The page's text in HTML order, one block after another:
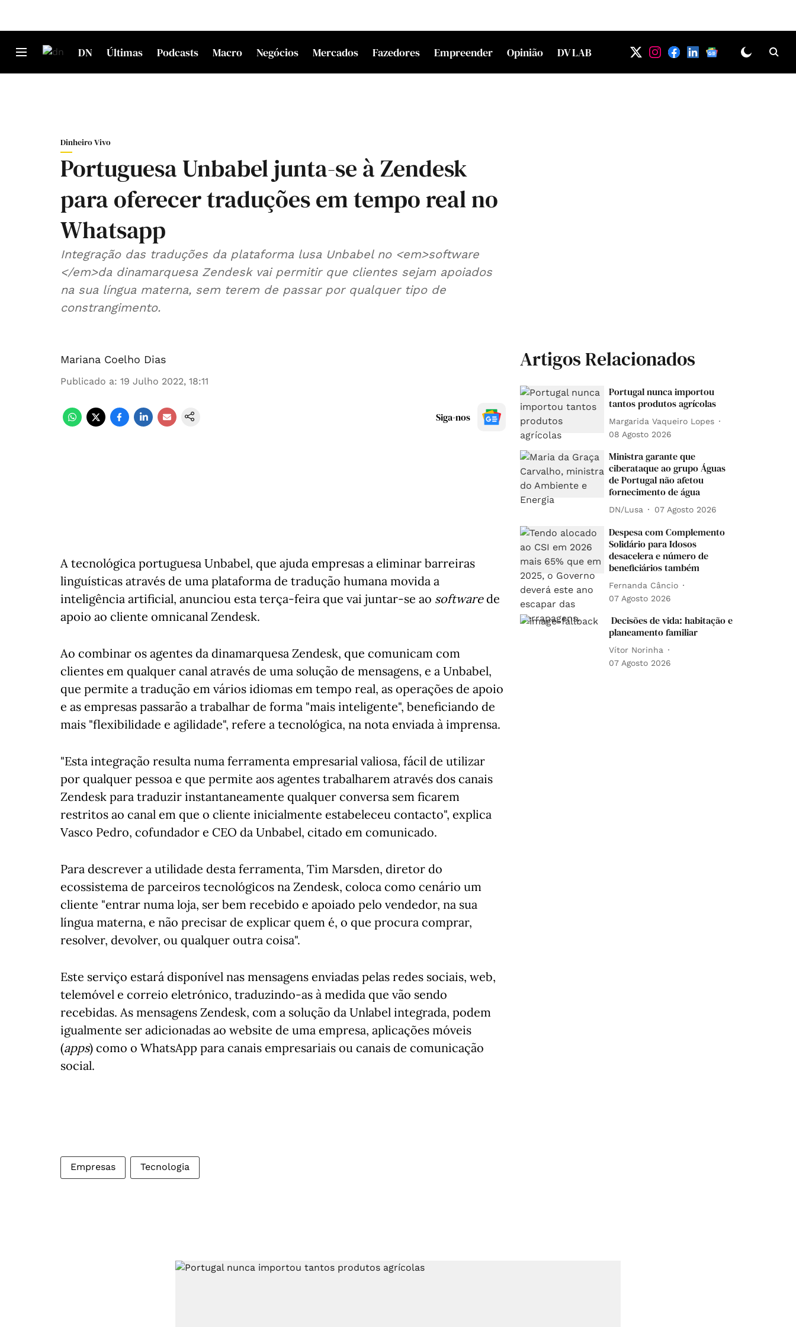
DN Últimas Podcasts Macro Negócios Mercados Fazedores Empreender Opinião DV LAB
Dinheiro Vivo
Portuguesa Unbabel junta-se à Zendesk
para oferecer traduções em tempo real no
Whatsapp
Integração das traduções da plataforma lusa Unbabel no <em>software
</em>da dinamarquesa Zendesk vai permitir que clientes sejam apoiados
na sua língua materna, sem terem de passar por qualquer tipo de
constrangimento.
Mariana Coelho Dias
Publicado a: 19 Julho 2022, 18:11
Siga-nos
A tecnológica portuguesa Unbabel, que ajuda empresas a eliminar barreiras
linguísticas através de uma plataforma de tradução humana movida a
inteligência artificial, anunciou esta terça-feira que vai juntar-se ao softwarede
apoio ao cliente omnicanal Zendesk.
Ao combinar os agentes da dinamarquesa Zendesk, que comunicam com
clientes em qualquer canal através de uma solução de mensagens, e a Unbabel,
que permite a tradução em vários idiomas em tempo real, as operações de apoio
e as empresas passarão a trabalhar de forma "mais inteligente", beneficiando de
mais "flexibilidade e agilidade", refere a tecnológica, na nota enviada à imprensa.
"Esta integração resulta numa ferramenta empresarial valiosa, fácil de utilizar
por qualquer pessoa e que permite aos agentes trabalharem através dos canais
Zendesk para traduzir instantaneamente qualquer conversa sem ficarem
restritos ao canal em que o cliente inicialmente estabeleceu contacto", explica
Vasco Pedro, cofundador e CEO da Unbabel, citado em comunicado.
Para descrever a utilidade desta ferramenta, Tim Marsden, diretor do
ecossistema de parceiros tecnológicos na Zendesk, coloca como cenário um
cliente "entrar numa loja, ser bem recebido e apoiado pelo vendedor, na sua
língua materna, e não precisar de explicar quem é, o que procura comprar,
resolver, devolver, ou qualquer outra coisa".
Este serviço estará disponível nas mensagens enviadas pelas redes sociais, web,
telemóvel e correio eletrónico, traduzindo-as à medida que vão sendo
recebidas. As mensagens Zendesk, com a solução da Unlabel integrada, podem
igualmente ser adicionadas ao website de uma empresa, aplicações móveis
(apps) como o WhatsApp para canais empresariais ou canais de comunicação
social.
Empresas Tecnologia
Artigos Relacionados
Portugal nunca importou
tantos produtos agrícolas
Margarida Vaqueiro Lopes
08 Agosto 2026
Ministra garante que
ciberataque ao grupo Águas
de Portugal não afetou
fornecimento de água
DN/Lusa 07 Agosto 2026
Despesa com Complemento
Solidário para Idosos
desacelera e número de
beneficiários também
Fernanda Câncio
07 Agosto 2026
Decisões de vida: habitação e
planeamento familiar
Vítor Norinha
07 Agosto 2026